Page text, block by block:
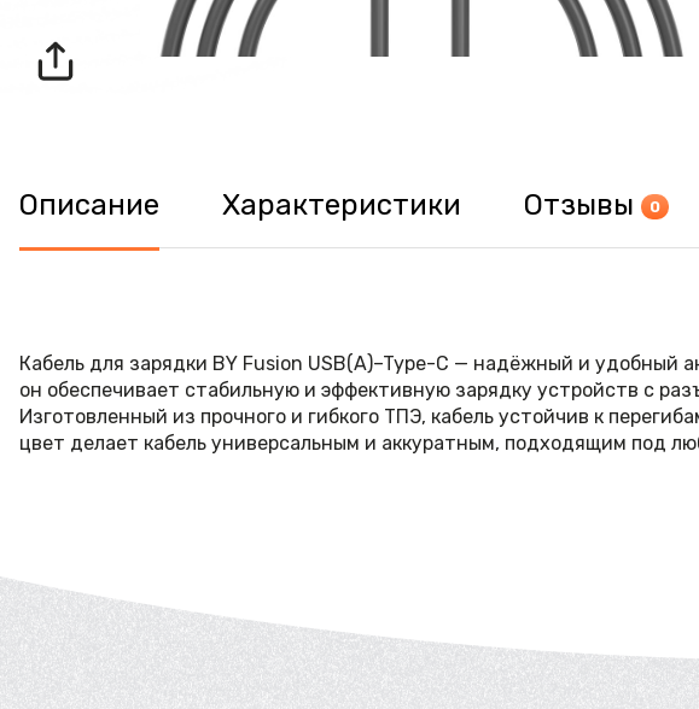
Описание Характеристики Отзывы 0
Кабель для зарядки BY Fusion USB(A)–Type-C — надёжный и
он обеспечивает стабильную и эффективную зарядку устройств с
Изготовленный из прочного и гибкого ТПЭ, кабель устойчив к
цвет делает кабель универсальным и аккуратным, подходящим под